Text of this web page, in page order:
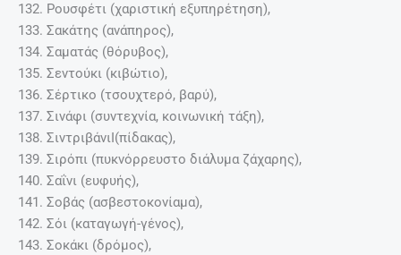
132. Ρουσφέτι (χαριστική εξυπηρέτηση),
133. Σακάτης (ανάπηρος),
134. Σαματάς (θόρυβος),
135. Σεντούκι (κιβώτιο),
136. Σέρτικο (τσουχτερό, βαρύ),
137. Σινάφι (συντεχνία, κοινωνική τάξη),
138. ΣιντριβάνιΙ(πίδακας),
139. Σιρόπι (πυκνόρρευστο διάλυμα ζάχαρης),
140. Σαΐνι (ευφυής),
141. Σοβάς (ασβεστοκονίαμα),
142. Σόι (καταγωγή-γένος),
143. Σοκάκι (δρόμος),